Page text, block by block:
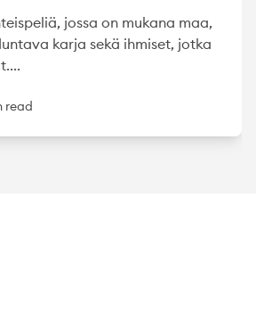
jossa on mukana maa,
karja sekä ihmiset, jotka
read